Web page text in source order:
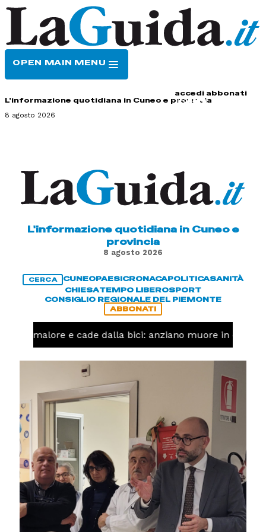
OPEN MAIN MENU
accedi abbonati
L'informazione quotidiana in Cuneo e provincia
8 agosto 2026
L'informazione quotidiana in Cuneo e
provincia
8 agosto 2026
CERCA CUNEOPAESICRONACAPOLITICASANITÀ
CHIESATEMPO LIBEROSPORT
CONSIGLIO REGIONALE DEL PIEMONTE
ABBONATI
un malore e cade dalla bici: anziano muore in corso